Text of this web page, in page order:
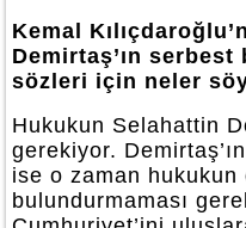
Kemal
Demirtaş’ın serbest
sözleri için neler
Hukukun Selahattin
gerekiyor.
ise o zaman hukukun
bulundurmaması